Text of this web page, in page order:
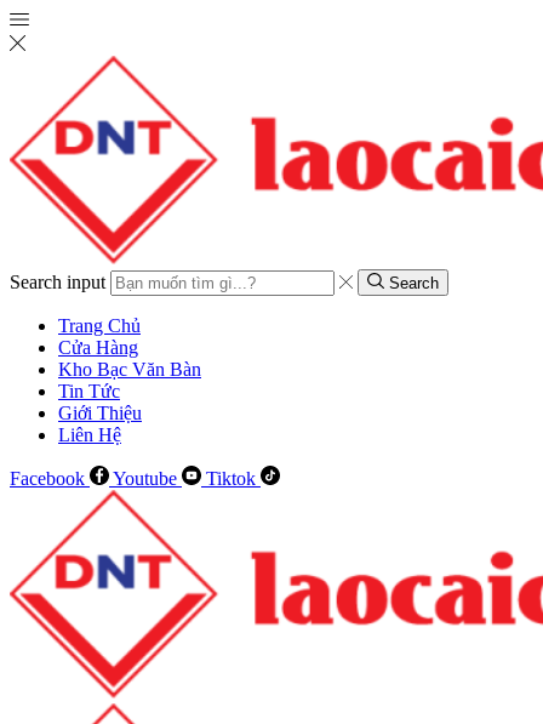
Search input Search
Trang Chủ
Cửa Hàng
Kho Bạc Văn Bàn
Tin Tức
Giới Thiệu
Liên Hệ
Facebook Youtube Tiktok